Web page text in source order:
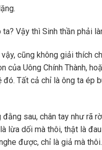
ta? Vậy thì Sinh thần phải
cũng không giải thích
của Uông Chính Thành,
đó. Tất cả chỉ là ông ta ép
đằng sau, chân tay như rã
lừa dối mà thôi, thật là
được, chỉ là giả mà thôi.